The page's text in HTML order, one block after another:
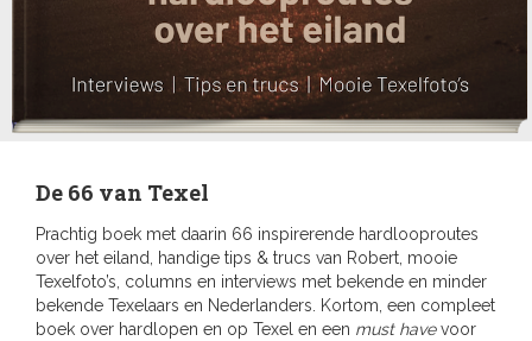
De 66 van Texel
Prachtig boek met daarin 66 inspirerende hardlooproutes
over het eiland, handige tips & trucs van Robert, mooie
Texelfoto’s, columns en interviews met bekende en minder
bekende Texelaars en Nederlanders. Kortom, een compleet
boek over hardlopen en op Texel en een must havevoor